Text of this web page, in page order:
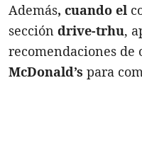
Además, cuando el
sección drive-trhu,
recomendaciones de
McDonald’s para